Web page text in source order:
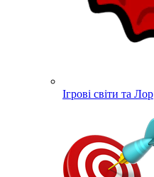
Ігрові світи та Лор